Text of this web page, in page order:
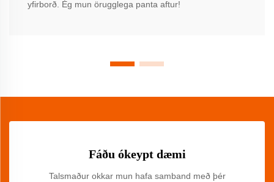
yfirborð. Ég mun örugglega panta aftur!
Fáðu ókeypt dæmi
Talsmaður okkar mun hafa samband með þér